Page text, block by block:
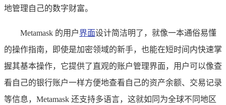
地管理自己的数字财富。
Metamask 的用户界面设计简洁明了，就像一本通俗易懂
的操作指南，即使是加密领域的新手，也能在短时间内快速掌
握其基本操作，它提供了直观的账户管理界面，用户可以像查
看自己的银行账户一样方便地查看自己的资产余额、交易记录
等信息，Metamask 还支持多语言，这就如同为全球不同地区